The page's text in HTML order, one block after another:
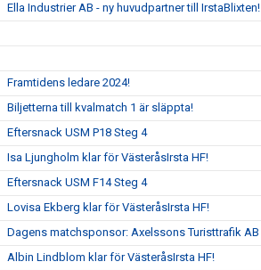
Ella Industrier AB - ny huvudpartner till IrstaBlixten!
Framtidens ledare 2024!
Biljetterna till kvalmatch 1 är släppta!
Eftersnack USM P18 Steg 4
Isa Ljungholm klar för VästeråsIrsta HF!
Eftersnack USM F14 Steg 4
Lovisa Ekberg klar för VästeråsIrsta HF!
Dagens matchsponsor: Axelssons Turisttrafik AB
Albin Lindblom klar för VästeråsIrsta HF!